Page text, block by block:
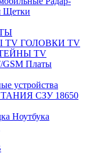
Щетки
TV ГОЛОВКИ TV
TV
Платы
устройства
СЗУ 18650
Ноутбука